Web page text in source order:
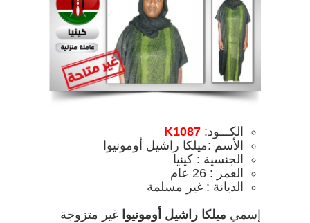
الكـــود: K1087
الأسم :ميلكا راشيل أومونيوا
الجنسية : كينيا
العمر : 26 عام
الديانة : غير مسلمة
إسمي ميلكا راشيل أومونيوا غير متزوجة